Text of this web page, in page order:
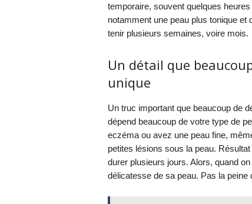
temporaire, souvent quelques
notamment une peau plus tonique et
tenir plusieurs semaines, voire mois.
Un détail que
unique
Un truc important que beaucoup de
dépend beaucoup de votre type de
eczéma ou avez une peau fine,
petites lésions sous la peau.
durer plusieurs jours. Alors, quand
délicatesse de sa peau. Pas la peine